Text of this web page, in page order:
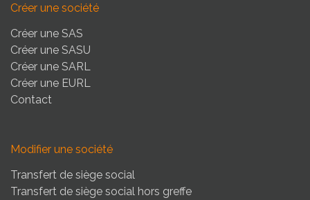
Créer une société
Créer une SAS
Créer une SASU
Créer une SARL
Créer une EURL
Contact
Modifier une société
Transfert de siège social
Transfert de siège social hors greffe